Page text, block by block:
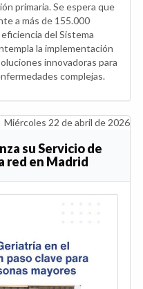
primaria. Se espera que
a más de 155.000
del Sistema
la implementación
innovadoras para
complejas.
Miércoles 22 de abril de 2026
su Servicio de
red en Madrid